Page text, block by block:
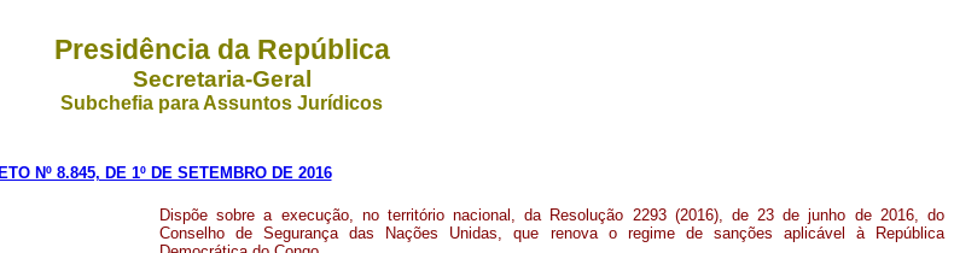
Presidência da República
Secretaria-Geral
Subchefia para Assuntos Jurídicos
Nº 8.845, DE 1º DE SETEMBRO DE 2016
Dispõe sobre a execução, no território nacional, da Resolução 2293 (2016), de 23 de junho de 2016, do
Conselho de Segurança das Nações Unidas, que renova o regime de sanções aplicável à República